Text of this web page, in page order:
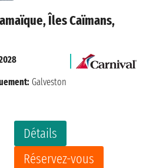
Îles Caïmans,
Détails
Réservez-vous
Galveston